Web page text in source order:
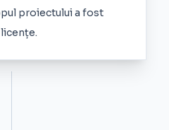
proiectului a fost